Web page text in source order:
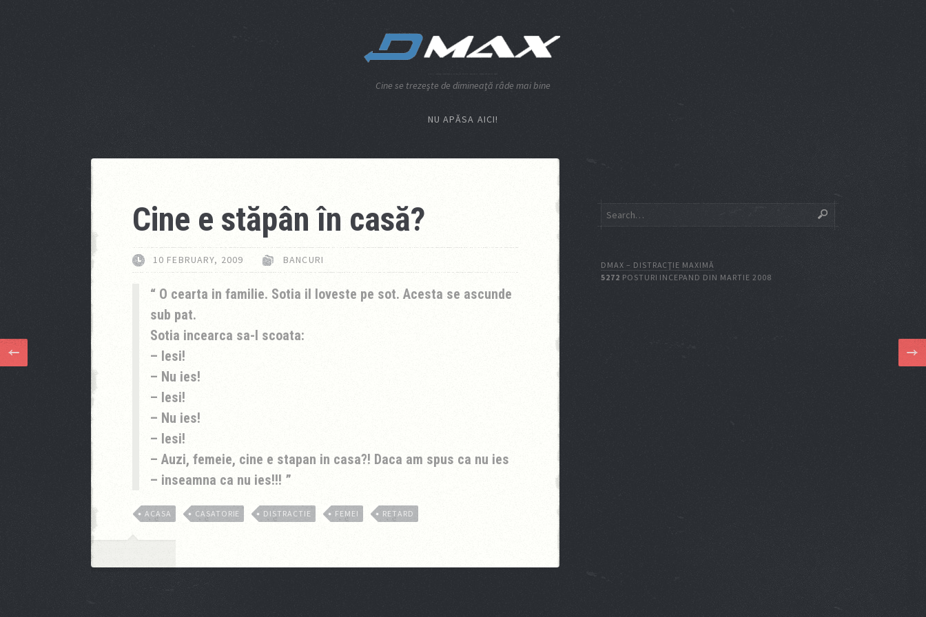
Cine se trezeşte de dimineaţă râde mai bine
NU APĂSA AICI!
Cine e stăpân în casă?
10 FEBRUARY, 2009 BANCURI
O cearta in familie. Sotia il loveste pe sot. Acesta se ascunde
sub pat.
Sotia incearca sa-l scoata:
– Iesi!
– Nu ies!
– Iesi!
– Nu ies!
– Iesi!
– Auzi, femeie, cine e stapan in casa?! Daca am spus ca nu ies
– inseamna ca nu ies!!!
ACASA CASATORIE DISTRACTIE FEMEI RETARD
DMAX – DISTRACŢIE MAXIMĂ
5272 POSTURI INCEPAND DIN MARTIE 2008